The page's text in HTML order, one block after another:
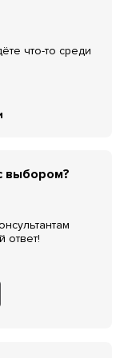
что-то среди
выбором?
ответ!